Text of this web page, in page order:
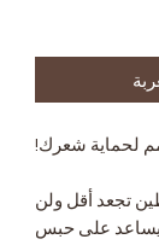
لحماية شعرك!
تجعد أقل ولن
يساعد على حبس